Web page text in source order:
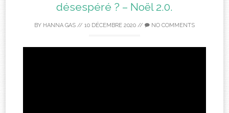
désespéré ? – Noël 2.0.
BY HANNA GAS // 10 DÉCEMBRE 2020 // NO COMMENTS